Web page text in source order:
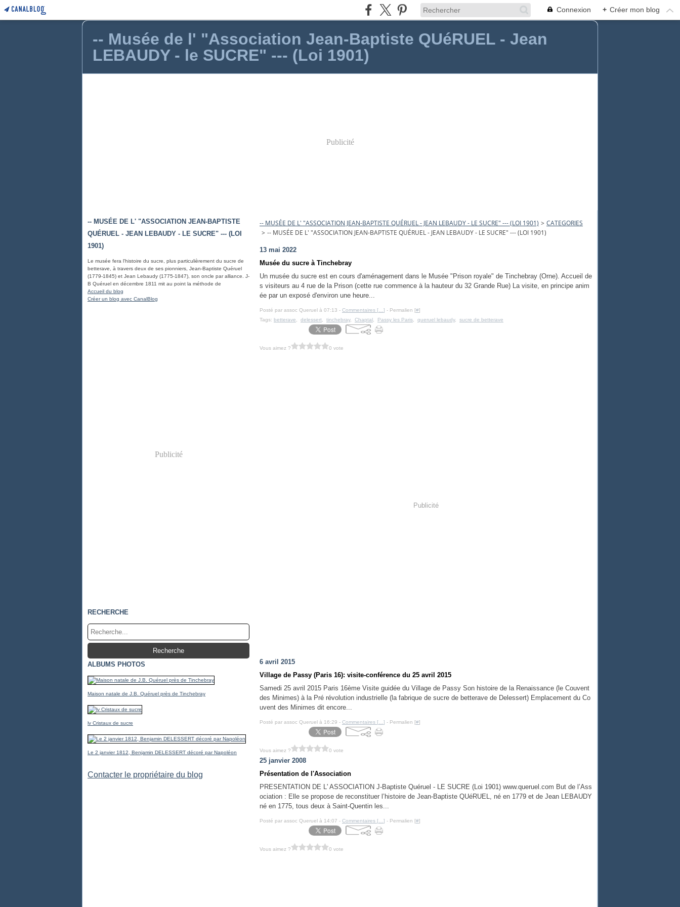
Connexion + Créer mon blog
-- Musée de l' "Association Jean-Baptiste QUéRUEL - Jean
LEBAUDY - le SUCRE" --- (Loi 1901)
Publicité
-- MUSÉE DE L' "ASSOCIATION JEAN-BAPTISTE
QUÉRUEL - JEAN LEBAUDY - LE SUCRE" --- (LOI
1901)
Le musée fera l'histoire du sucre, plus particulièrement du sucre de
betterave, à travers deux de ses pionniers, Jean-Baptiste Quéruel
(1779-1845) et Jean Lebaudy (1775-1847), son oncle par alliance. J-
B Quéruel en décembre 1811 mit au point la méthode de
Accueil du blog
Créer un blog avec CanalBlog
Publicité
RECHERCHE
ALBUMS PHOTOS
Maison natale de J.B. Quéruel près de Tinchebray
lv Cristaux de sucre
Le 2 janvier 1812, Benjamin DELESSERT décoré par Napoléon
Contacter le propriétaire du blog
-- MUSÉE DE L' "ASSOCIATION JEAN-BAPTISTE QUÉRUEL - JEAN LEBAUDY - LE SUCRE" --- (LOI 1901) > CATEGORIES
> -- MUSÉE DE L' "ASSOCIATION JEAN-BAPTISTE QUÉRUEL - JEAN LEBAUDY - LE SUCRE" --- (LOI 1901)
13 mai 2022
Musée du sucre à Tinchebray
Un musée du sucre est en cours d'aménagement dans le Musée "Prison royale" de Tinchebray (Orne). Accueil de
s visiteurs au 4 rue de la Prison (cette rue commence à la hauteur du 32 Grande Rue) La visite, en principe anim
ée par un exposé d'environ une heure...
Posté par assoc Queruel à 07:13 - Commentaires [ ] - Permalien [#]
Tags: betterave delessert tinchebray, Chaptal Passy les Paris queruel lebaudy, sucre de betterave
Vous aimez ? 0 vote
Publicité
6 avril 2015
Village de Passy (Paris 16): visite-conférence du 25 avril 2015
Samedi 25 avril 2015 Paris 16ème Visite guidée du Village de Passy Son histoire de la Renaissance (le Couvent
des Minimes) à la Pré révolution industrielle (la fabrique de sucre de betterave de Delessert) Emplacement du Co
uvent des Minimes dit encore...
Posté par assoc Queruel à 16:29 - Commentaires [ ] - Permalien [#]
Vous aimez ? 0 vote
25 janvier 2008
Présentation de l'Association
PRESENTATION DE L' ASSOCIATION J-Baptiste Quéruel - LE SUCRE (Loi 1901) www.queruel.com But de l’Ass
ociation : Elle se propose de reconstituer l’histoire de Jean-Baptiste QUéRUEL, né en 1779 et de Jean LEBAUDY
né en 1775, tous deux à Saint-Quentin les...
Posté par assoc Queruel à 14:07 - Commentaires [ ] - Permalien [#]
Vous aimez ? 0 vote